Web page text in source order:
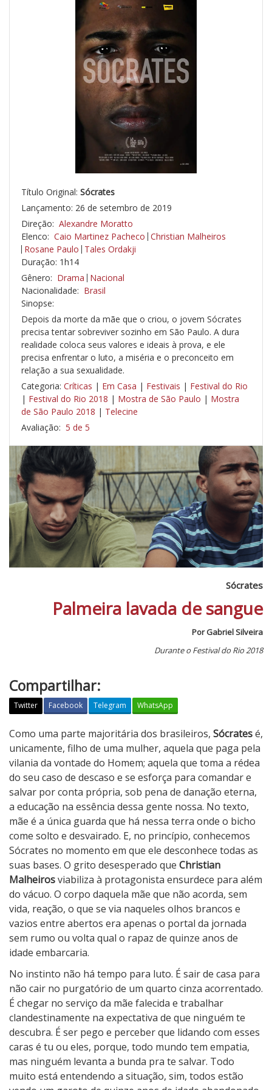
Título Original: Sócrates
Lançamento: 26 de setembro de 2019
Direção: Alexandre Moratto
Elenco: Caio Martinez Pacheco Christian Malheiros
Rosane Paulo Tales Ordakji
Duração: 1h14
Gênero: Drama Nacional
Nacionalidade: Brasil
Sinopse:
Depois da morte da mãe que o criou, o jovem Sócrates
precisa tentar sobreviver sozinho em São Paulo. A dura
realidade coloca seus valores e ideais à prova, e ele
precisa enfrentar o luto, a miséria e o preconceito em
relação a sua sexualidade.
Categoria: Críticas | Em Casa | Festivais | Festival do Rio
| Festival do Rio 2018 | Mostra de São Paulo | Mostra
de São Paulo 2018 | Telecine
Avaliação: 5 de 5
Sócrates
Palmeira lavada de sangue
Por Gabriel Silveira
Durante o Festival do Rio 2018
Compartilhar:
Twitter Facebook Telegram WhatsApp
S
ó
c
r
a
t
e
s
Como uma parte majoritária dos brasileiros, Sócratesé,
unicamente, filho de uma mulher, aquela que paga pela
vilania da vontade do Homem; aquela que toma a rédea
do seu caso de descaso e se esforça para comandar e
salvar por conta própria, sob pena de danação eterna,
a educação na essência dessa gente nossa. No texto,
mãe é a única guarda que há nessa terra onde o bicho
come solto e desvairado. E, no princípio, conhecemos
Sócrates no momento em que ele desconhece todas as
suas bases. O grito desesperado que Christian
Malheirosviabiliza à protagonista ensurdece para além
do vácuo. O corpo daquela mãe que não acorda, sem
vida, reação, o que se via naqueles olhos brancos e
vazios entre abertos era apenas o portal da jornada
sem rumo ou volta qual o rapaz de quinze anos de
idade embarcaria.
No instinto não há tempo para luto. É sair de casa para
não cair no purgatório de um quarto cinza acorrentado.
É chegar no serviço da mãe falecida e trabalhar
clandestinamente na expectativa de que ninguém te
descubra. É ser pego e perceber que lidando com esses
caras é tu ou eles, porque, todo mundo tem empatia,
mas ninguém levanta a bunda pra te salvar. Todo
muito está entendendo a situação, sim, todos estão